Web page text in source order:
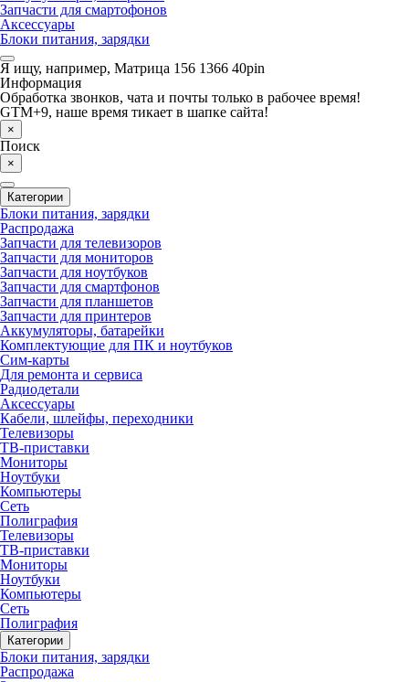
Запчасти для смартофонов
Аксессуары
Блоки питания, зарядки
Я ищу, например, Матрица 156 1366 40pin
Информация
Обработка звонков, чата и почты только в рабочее время!
GTM+9, наше время тикает в шапке сайта!
×
Поиск
×
Категории
Блоки питания, зарядки
Распродажа
Запчасти для телевизоров
Запчасти для мониторов
Запчасти для ноутбуков
Запчасти для смартфонов
Запчасти для планшетов
Запчасти для принтеров
Аккумуляторы, батарейки
Комплектующие для ПК и ноутбуков
Сим-карты
Для ремонта и сервиса
Радиодетали
Аксессуары
Кабели, шлейфы, переходники
Телевизоры
ТВ-приставки
Мониторы
Ноутбуки
Компьютеры
Сеть
Полиграфия
Телевизоры
ТВ-приставки
Мониторы
Ноутбуки
Компьютеры
Сеть
Полиграфия
Категории
Блоки питания, зарядки
Распродажа